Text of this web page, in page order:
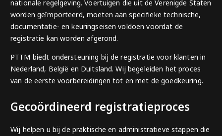
nationale regelgeving. Voertuigen die uit de Verenigde Staten
worden geïmporteerd, moeten aan specifieke technische,
documentatie- en keuringseisen voldoen voordat de
registratie kan worden afgerond.
PTTM biedt ondersteuning bij de registratie voor klanten in
Nederland, België en Duitsland. Wij begeleiden het proces
van de eerste voorbereidingen tot en met de goedkeuring.
Gecoördineerd registratieproces
Wij helpen u bij de praktische en administratieve stappen die